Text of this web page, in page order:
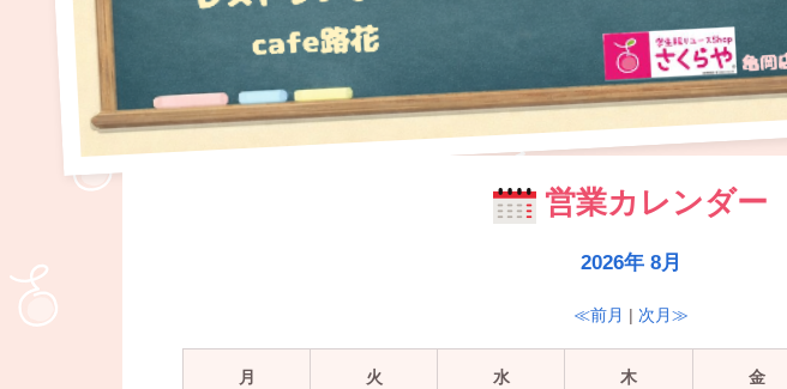
営業カレンダー
2026年 8月
≪前月 | 次月≫
月 火 水 木 金